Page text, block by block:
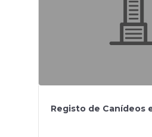
Registo de Canídeos